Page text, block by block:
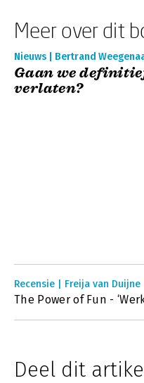
Meer over dit
Nieuws | Bertrand
Gaan we
verlaten?
Recensie | Freija van Duijne
The Power of Fun -
Deel dit